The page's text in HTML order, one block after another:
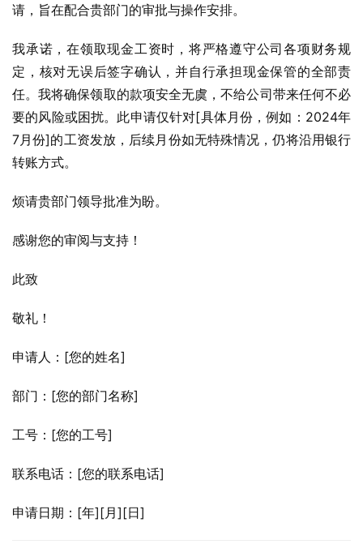
请，旨在配合贵部门的审批与操作安排。
我承诺，在领取现金工资时，将严格遵守公司各项财务规
定，核对无误后签字确认，并自行承担现金保管的全部责
任。我将确保领取的款项安全无虞，不给公司带来任何不必
要的风险或困扰。此申请仅针对[具体月份，例如：2024年
7月份]的工资发放，后续月份如无特殊情况，仍将沿用银行
转账方式。
烦请贵部门领导批准为盼。
感谢您的审阅与支持！
此致
敬礼！
申请人：[您的姓名]
部门：[您的部门名称]
工号：[您的工号]
联系电话：[您的联系电话]
申请日期：[年][月][日]